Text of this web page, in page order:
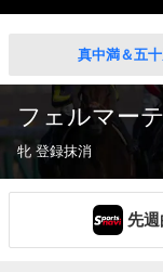
真中満＆五
フェルマーテ
牝 登録抹消
先